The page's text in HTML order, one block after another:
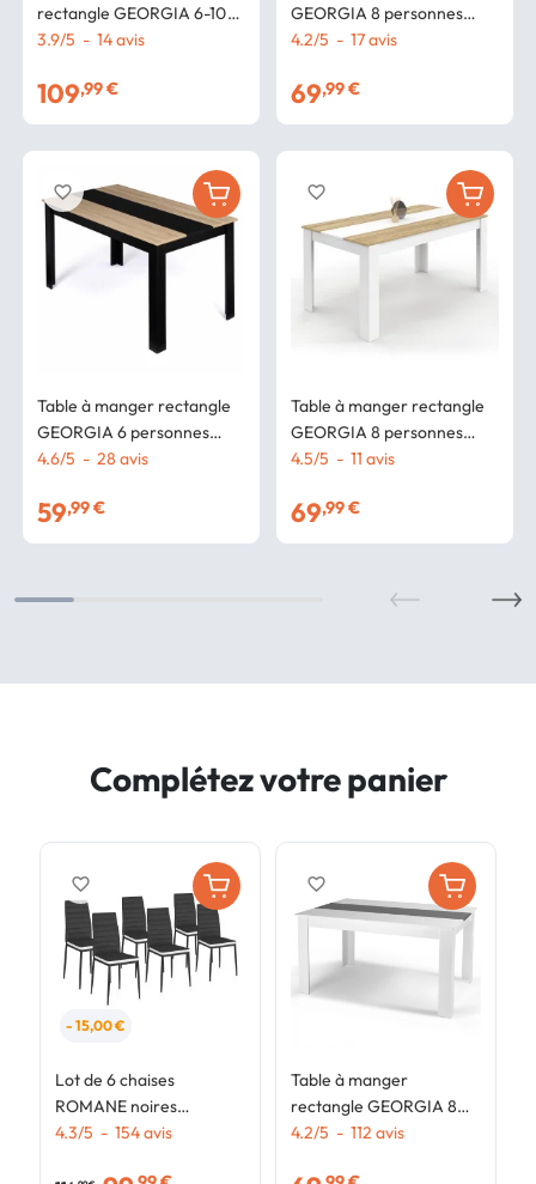
rectangle GEORGIA 6-10
personnes blanche et grise
3.9/5 - 14avis
109,99 €
Table à manger rectangle
GEORGIA 6 personnes
noire et imitation hêtre 140
4.6/5 - 28 avis
59,99 €
favorite_border
GEORGIA 8 personnes
noire et imitation hêtre 160
4.2/5 - 17avis
69,99 €
Table à manger rectangle
GEORGIA 8 personnes
blanche et imitation hêtre
4.5/5 - 11 avis
69,99 €
favorite_border
Complétez votre panier
- 15,00 €
Lot de 6 chaises
ROMANE noires
bandeau blanc pour salle
4.3/5 - 154avis
favorite_border
Table à manger
rectangle GEORGIA 8
personnes blanche et
4.2/5 - 112 avis
favorite_border